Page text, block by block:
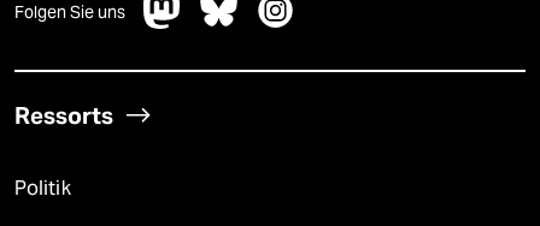
Folgen Sie uns
Ressorts
Politik